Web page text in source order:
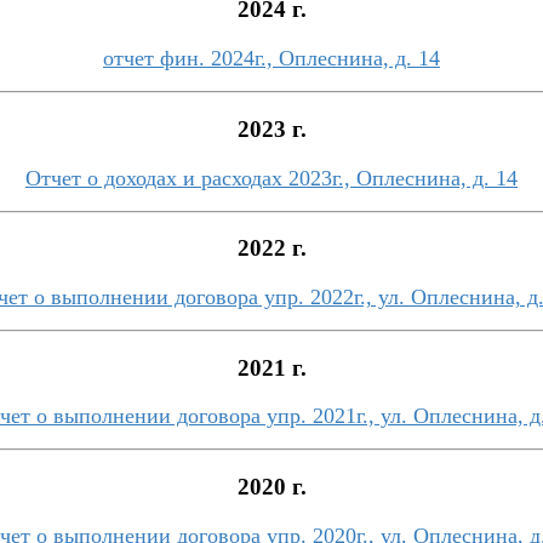
2024 г.
отчет фин. 2024г., Оплеснина, д. 14
2023 г.
Отчет о доходах и расходах 2023г., Оплеснина, д. 14
2022 г.
о выполнении договора упр. 2022г., ул. Оплеснина,
2021 г.
о выполнении договора упр. 2021г., ул. Оплеснина,
2020 г.
о выполнении договора упр. 2020г., ул. Оплеснина,